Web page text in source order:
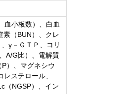
血小板数）、白血
素（BUN）、クレ
γ－ＧＴＰ、コリ
A/G比）、電解質
）、マグネシウ
ステロール、
（NGSP）、イン